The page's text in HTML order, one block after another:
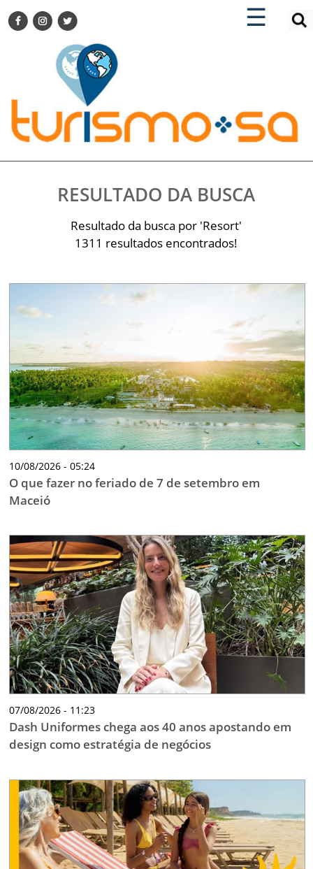
☰
×
TURISMO SA FOR BUSINESS
DESTINOS NACIONAIS
DESTINOS INTERNACIONAIS
CITY BREAK
TURISMO E MERCADO
EVENTOS
GASTRONOMIA
VITRINE
ÚLTIMAS NOTÍCIAS
PARCEIROS
QUEM SOMOS - EQUIPE
CONTATO
×
ENCONTRE SUA NOTÍCIA
RESULTADO DA BUSCA
Resultado da busca por 'Resort'
1311 resultados encontrados!
10/08/2026 - 05:24
O que fazer no feriado de 7 de setembro em
Maceió
07/08/2026 - 11:23
Dash Uniformes chega aos 40 anos apostando em
design como estratégia de negócios